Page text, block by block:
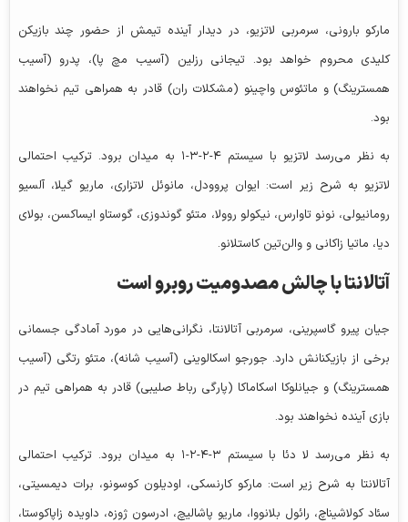
مارکو بارونی، سرمربی لاتزیو، در دیدار آینده تیمش از حضور چند بازیکن
کلیدی محروم خواهد بود. تیجانی رزلین (آسیب مچ پا)، پدرو (آسیب
همسترینگ) و ماتئوس واچینو (مشکلات ران) قادر به همراهی تیم نخواهند
بود.
به نظر می‌رسد لاتزیو با سیستم ۴-۲-۳-۱ به میدان برود. ترکیب احتمالی
لاتزیو به شرح زیر است: ایوان پروودل، مانوئل لاتزاری، ماریو گیلا، آلسیو
رومانیولی، نونو تاوارس، نیکولو روولا، متئو گوندوزی، گوستاو ایساکسن، بولای
دیا، ماتیا زاکانی و والن‌تین کاستلانو.
آتالانتا با چالش مصدومیت روبرو است
جیان پیرو گاسپرینی، سرمربی آتالانتا، نگرانی‌هایی در مورد آمادگی جسمانی
برخی از بازیکنانش دارد. جورجو اسکالوینی (آسیب شانه)، متئو رتگی (آسیب
همسترینگ) و جیانلوکا اسکاماکا (پارگی رباط صلیبی) قادر به همراهی تیم در
بازی آینده نخواهند بود.
به نظر می‌رسد لا دئا با سیستم ۳-۴-۲-۱ به میدان برود. ترکیب احتمالی
آتالانتا به شرح زیر است: مارکو کارنسکی، اودیلون کوسونو، برات دیمسیتی،
سئاد کولاشیناچ، رائول بلانووا، ماریو پاشالیچ، ادرسون ژوزه، داویده زاپاکوستا،